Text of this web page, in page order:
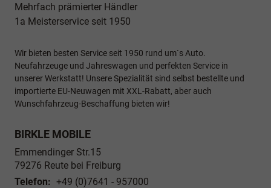
Mehrfach prämierter Händler
1a Meisterservice seit 1950
Wir bieten besten Service seit 1950 rund um`s Auto.
Neufahrzeuge und Jahreswagen und perfekten Service in
unserer Werkstatt! Unsere Spezialität sind selbst bestellte und
importierte EU-Neuwagen mit XXL-Rabatt, aber auch
Wunschfahrzeug-Beschaffung bieten wir!
BIRKLE MOBILE
Emmendinger Str.15
79276 Reute bei Freiburg
Telefon: +49 (0)7641 - 957000